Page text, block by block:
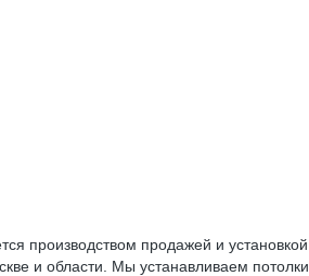
производством продажей и установкой
и области. Мы устанавливаем потолки